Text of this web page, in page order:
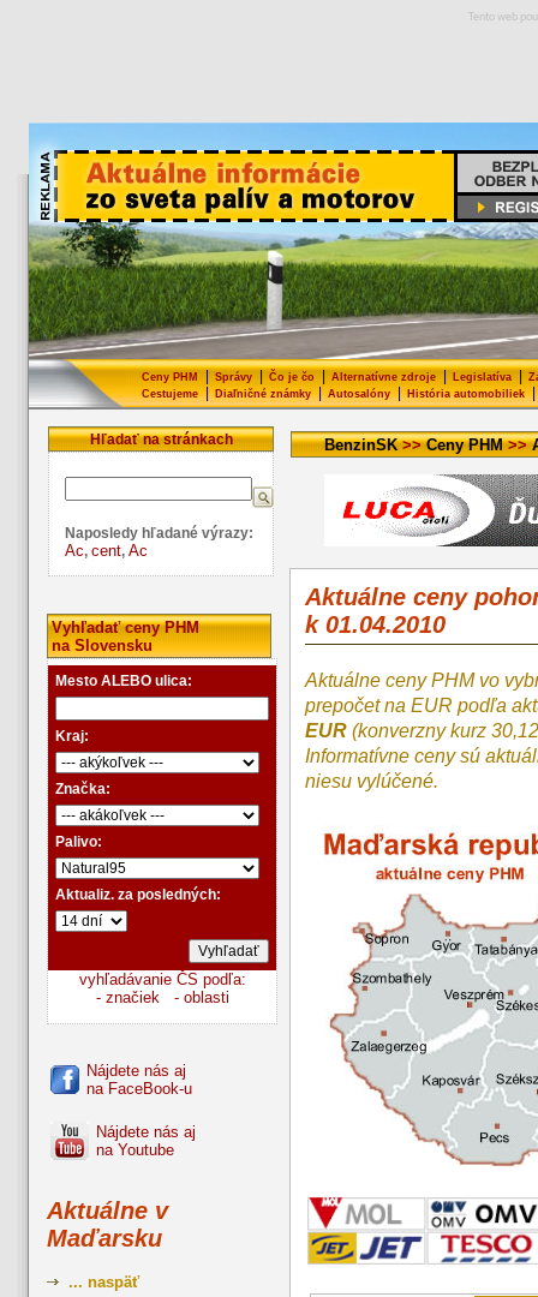
Tento web
Ceny PHM Správy Čo je čo Alternatívne zdroje Legislatíva
Cestujeme| Diaľničné známky| Autosalóny| História automobiliek|
Hľadať na stránkach
Naposledy hľadané výrazy:
Ac, cent, Ac
Vyhľadať ceny PHM
na Slovensku
Mesto ALEBO ulica:
Kraj:
Značka:
Palivo:
Aktualiz. za posledných:
vyhľadávanie ČS podľa:
- značiek
- oblasti
Nájdete nás aj
na FaceBook-u
Nájdete nás aj
na Youtube
Aktuálne v
Maďarsku
... naspäť
BenzinSK>>Ceny PHM>>
Aktuálne ceny
k 01.04.2010
Aktuálne ceny PHM vo
prepočet na EUR podľa
EUR (konverzny kurz
Informatívne ceny sú
niesu vylúčené.